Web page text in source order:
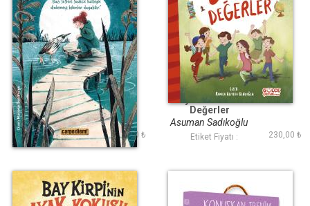
Ronnie - Göldeki
Fısıltı
Arjan Dwarshuis
Etiket Fiyatı : 250,00 ₺
Oyunlarla Dini
Değerler
Asuman Sadıkoğlu
Etiket Fiyatı : 230,00 ₺